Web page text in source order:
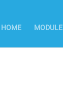
HOME MODULE